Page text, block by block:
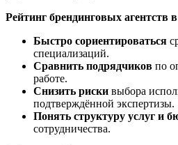
Рейтинг брендинговых агентств
Быстро сориентироваться
специализаций.
Сравнить подрядчиков по
работе.
Снизить риски выбора
подтверждённой экспертизы.
Понять структуру услуг и
сотрудничества.